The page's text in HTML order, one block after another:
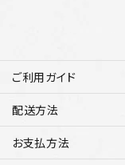
ご利用ガイド
配送方法
お支払方法